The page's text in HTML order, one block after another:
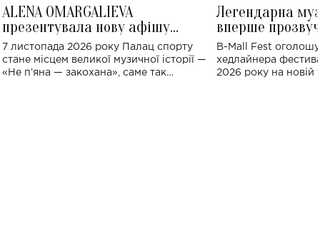
ALENA OMARGALIEVA
презентувала нову афішу
великого концерту в Палаці
спорту
7 листопада 2026 року Палац спорту
стане місцем великої музичної історії —
«Не пʼяна — закохана», саме так
Легендарна
вперше
Україні: де
B-Mall Fest
хедлайнера
2026 року на новій